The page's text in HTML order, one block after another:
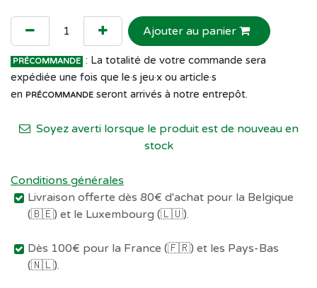
Ajouter au panier
PRÉCOMMANDE : La totalité de votre commande sera
expédiée une fois que le·s jeu·x ou article·s
en PRÉCOMMANDE seront arrivés à notre entrepôt.
Soyez averti lorsque le produit est de nouveau en
stock
Conditions générales
Livraison offerte dès 80€ d'achat pour la Belgique
(🇧🇪) et le Luxembourg (🇱🇺).
Dès 100€ pour la France (🇫🇷) et les Pays-Bas
(🇳🇱).